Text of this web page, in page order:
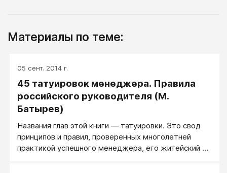
Материалы по теме:
05 сент. 2014 г.
45 татуировок менеджера. Правила
российского руководителя (М.
Батырев)
Названия глав этой книги — татуировки. Это свод
принципов и правил, проверенных многолетней
практикой успешного менеджера, его житейский и